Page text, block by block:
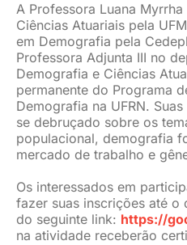
A Professora Luana
Ciências Atuariais pela
em Demografia pela
Professora Adjunta III no
Demografia e Ciências
permanente do Programa
Demografia na UFRN.
se debruçado sobre os
populacional, demografia
mercado de trabalho e
Os interessados em
fazer suas inscrições até o
do seguinte link: https://
na atividade receberão